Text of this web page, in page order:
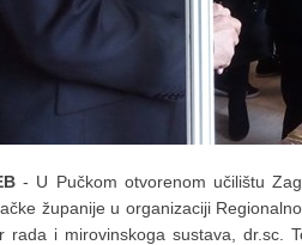
- U Pučkom otvorenom učilištu
županije u organizaciji
rada i mirovinskoga sustava, dr.sc.